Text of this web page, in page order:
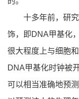
十多年前，研究
饰，即DNA甲基化
很大程度上与细胞
DNA甲基化时钟被
可以相当准确地预